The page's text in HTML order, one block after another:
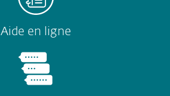
Aide en ligne